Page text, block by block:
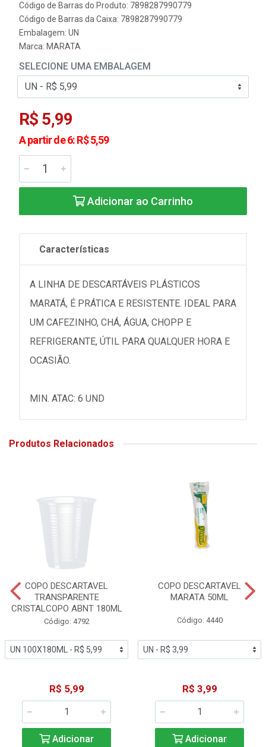
Código de Barras do Produto: 7898287990779
Código de Barras da Caixa: 7898287990779
Embalagem: UN
Marca: MARATA
SELECIONE UMA EMBALAGEM
R$ 5,99
A partir de 6: R$ 5,59
Adicionar ao Carrinho
Características
A LINHA DE DESCARTÁVEIS PLÁSTICOS
MARATÁ, É PRÁTICA E RESISTENTE. IDEAL PARA
UM CAFEZINHO, CHÁ, ÁGUA, CHOPP E
REFRIGERANTE, ÚTIL PARA QUALQUER HORA E
OCASIÃO.
MIN. ATAC: 6 UND
Produtos Relacionados
COPO DESCARTAVEL
TRANSPARENTE
CRISTALCOPO ABNT 180ML
Código: 4792
R$ 5,99
Adicionar
COPO DESCARTAVEL
MARATA 50ML
Código: 4440
R$ 3,99
Adicionar